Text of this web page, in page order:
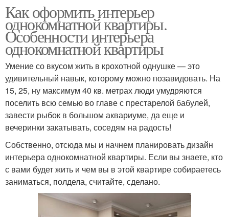
Как оформить интерьер
однокомнатной квартиры.
Особенности интерьера
однокомнатной квартиры
Умение со вкусом жить в крохотной однушке — это
удивительный навык, которому можно позавидовать. На
15, 25, ну максимум 40 кв. метрах люди умудряются
поселить всю семью во главе с престарелой бабулей,
завести рыбок в большом аквариуме, да еще и
вечеринки закатывать, соседям на радость!
Собственно, отсюда мы и начнем планировать дизайн
интерьера однокомнатной квартиры. Если вы знаете, кто
с вами будет жить и чем вы в этой квартире собираетесь
заниматься, полдела, считайте, сделано.